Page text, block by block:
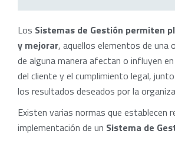
Los Sistemas de Gestión permiten
y mejorar, aquellos elementos de una
de alguna manera afectan o influyen
del cliente y el cumplimiento legal,
los resultados deseados por la
Existen varias normas que establecen
implementación de un Sistema de